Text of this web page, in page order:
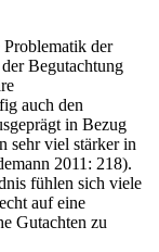
der
Begutachtung
auch den
in Bezug
sehr viel stärker in
2011: 218).
fühlen sich viele
auf eine
Gutachten zu